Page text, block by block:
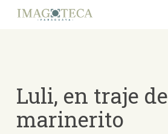
Luli, en traje de
marinerito